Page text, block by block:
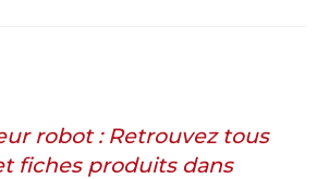
robot : Retrouvez tous
fiches produits dans